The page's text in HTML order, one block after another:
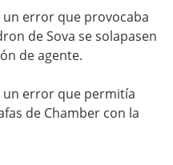
error que provocaba
de Sova se solapasen
de agente.
error que permitía
de Chamber con la